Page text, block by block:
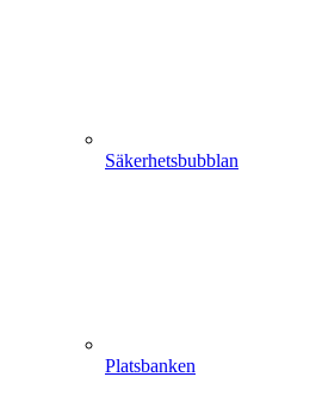
Säkerhetsbubblan
Platsbanken